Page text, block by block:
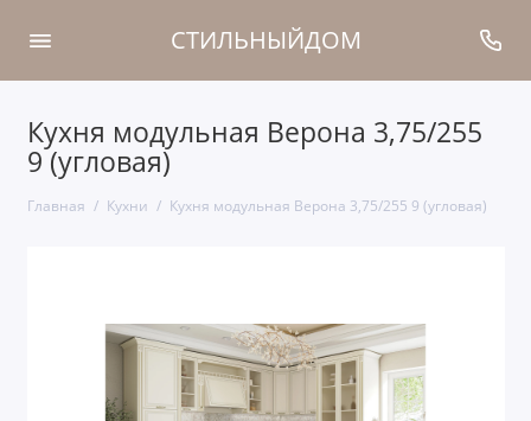
СТИЛЬНЫЙДОМ
Кухня модульная Верона 3,75/255
9 (угловая)
Главная Кухни Кухня модульная Верона 3,75/255 9 (угловая)